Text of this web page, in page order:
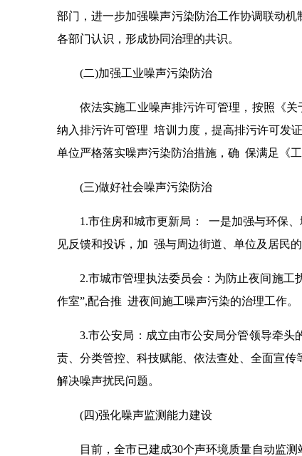
部门，进一步加强噪声污染防治工作协调联动
各部门认识，形成协同治理的共识。
(二)加强工业噪声污染防治
依法实施工业噪声排污许可管理，按照《
纳入排污许可管理 培训力度，提高排污许可发
单位严格落实噪声污染防治措施，确 保满足《
(三)做好社会噪声污染防治
1.市住房和城市更新局： 一是加强与环保
见反馈和投诉，加 强与周边街道、单位及居民
2.市城市管理执法委员会：为防止夜间施
作室”,配合推 进夜间施工噪声污染的治理工作。
3.市公安局：成立由市公安局分管领导牵
责、分类管控、科技赋能、依法查处、全面宣
解决噪声扰民问题。
(四)强化噪声监测能力建设
目前，全市已建成30个声环境质量自动监